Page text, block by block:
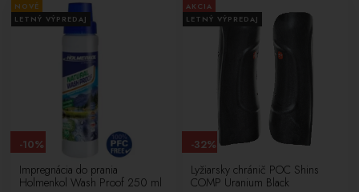
NOVÉ
LETNÝ VÝPREDAJ
Impregnácia do prania
Holmenkol Wash Proof 250 ml
-10%
AKCIA
LETNÝ VÝPREDAJ
Lyžiarsky chránič POC Shins
COMP Uranium Black
-32%